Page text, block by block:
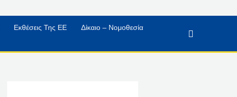
Εκθέσεις Της ΕΕ
Δίκαιο – Νομοθεσία
Αναζήτηση